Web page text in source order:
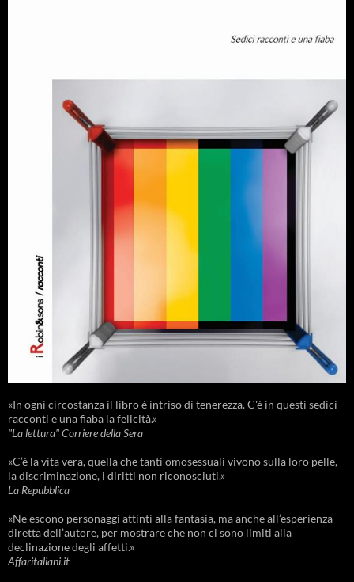
«In ogni circostanza il libro è intriso di tenerezza. C'è in questi sedici
racconti e una fiaba la felicità.»
"La lettura" Corriere della Sera
«C’è la vita vera, quella che tanti omosessuali vivono sulla loro pelle,
la discriminazione, i diritti non riconosciuti.»
La Repubblica
«Ne escono personaggi attinti alla fantasia, ma anche all’esperienza
diretta dell’autore, per mostrare che non ci sono limiti alla
declinazione degli affetti.»
Affaritaliani.it